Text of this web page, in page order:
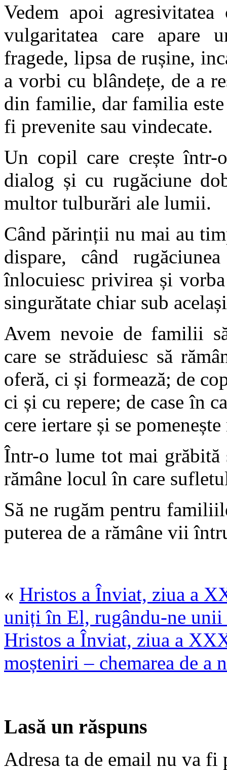
Vedem apoi
vulgaritatea care apare
fragede, lipsa de rușine,
a vorbi cu blândețe, de a
din familie, dar familia
fi prevenite sau vindecate.
Un copil care crește într-
dialog și cu rugăciune
multor tulburări ale lumii.
Când părinții nu mai au
dispare, când
înlocuiesc privirea și
singurătate chiar sub
Avem nevoie de familii
care se străduiesc să
oferă, ci și formează; de
ci și cu repere; de case în
cere iertare și se
Într-o lume tot mai grăbită
rămâne locul în care
Să ne rugăm pentru
puterea de a rămâne vii
« Hristos a Înviat, ziua a
uniți în El, rugându-ne
Hristos a Înviat, ziua a
moșteniri – chemarea de a
Lasă un răspuns
Adresa ta de email nu va fi